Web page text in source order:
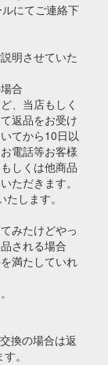
にてご連絡下
明させていた
合
、当店もしく
返品をお受け
てから10日以
電話等お客様
しくは他商品
ただきます。
します。
みたけどやっ
される場合
満たしていれ
換の場合は返
。